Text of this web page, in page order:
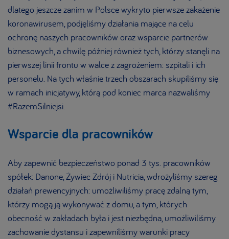
dlatego jeszcze zanim w Polsce wykryto pierwsze zakażenie
koronawirusem, podjęliśmy działania mające na celu
ochronę naszych pracowników oraz wsparcie partnerów
biznesowych, a chwilę później również tych, którzy stanęli na
pierwszej linii frontu w walce z zagrożeniem: szpitali i ich
personelu. Na tych właśnie trzech obszarach skupiliśmy się
w ramach inicjatywy, którą pod koniec marca nazwaliśmy
#RazemSilniejsi.
Wsparcie dla pracowników
Aby zapewnić bezpieczeństwo ponad 3 tys. pracowników
spółek: Danone, Żywiec Zdrój i Nutricia, wdrożyliśmy szereg
działań prewencyjnych: umożliwiliśmy pracę zdalną tym,
którzy mogą ją wykonywać z domu, a tym, których
obecność w zakładach była i jest niezbędna, umożliwiliśmy
zachowanie dystansu i zapewniliśmy warunki pracy